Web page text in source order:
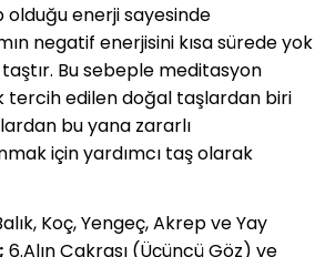
olduğu enerji sayesinde
negatif enerjisini kısa sürede yok
Bu sebeple meditasyon
tercih edilen doğal taşlardan biri
bu yana zararlı
için yardımcı taş olarak
Koç, Yengeç, Akrep ve Yay
6.Alın Çakrası (Üçüncü Göz) ve